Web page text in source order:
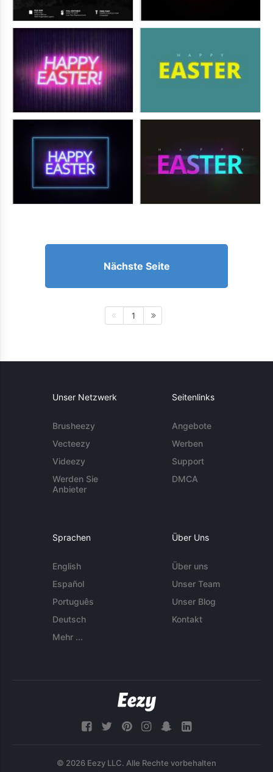
Nächste Seite
1
Unser Netzwerk
Brusheezy
Vecteezy
Videezy
Werden Sie
Anbieter
Seitenlinks
Angebote
Werben
Support
DMCA
Sprachen
English
Español
Português
Deutsch
Mehr ...
Über Uns
Über uns
Unser Team
Unser Blog
Kontakt
© 2026 Eezy LLC. Alle Rechte vorbehalten